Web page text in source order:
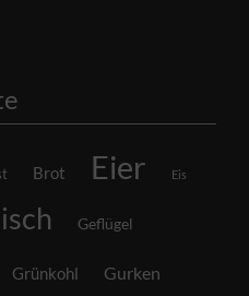
Brot Eier Eis
Geflügel
Grünkohl Gurken